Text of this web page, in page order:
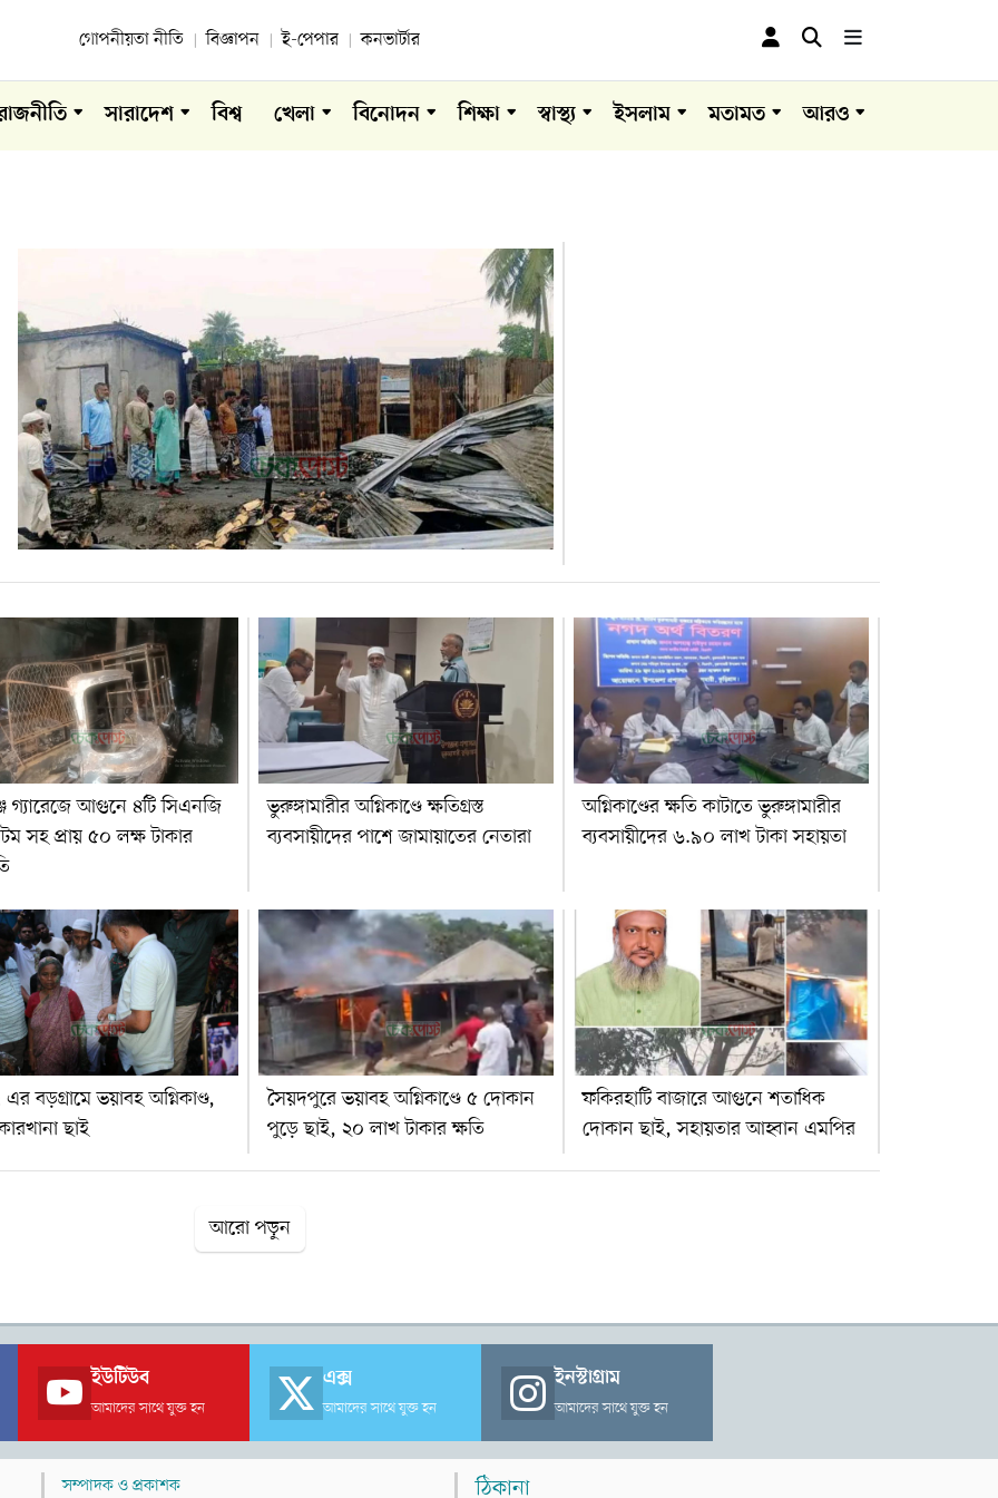
গোপনীয়তা নীতি বিজ্ঞাপন ই-পেপার কনভার্টার
সারাদেশ বিশ্ব খেলা বিনোদন শিক্ষা স্বাস্থ্য ইসলাম মতামত আরও
গ্যারেজে আগুনে ৪টি সিএনজি
সহ প্রায় ৫০ লক্ষ টাকার
ভুরুঙ্গামারীর অগ্নিকাণ্ডে ক্ষতিগ্রস্ত
ব্যবসায়ীদের পাশে জামায়াতের নেতারা
অগ্নিকাণ্ডের ক্ষতি কাটাতে ভুরুঙ্গামারীর
ব্যবসায়ীদের ৬.৯০ লাখ টাকা সহায়তা
বড়গ্রামে ভয়াবহ অগ্নিকাণ্ড,
ছাই
সৈয়দপুরে ভয়াবহ অগ্নিকাণ্ডে ৫ দোকান
পুড়ে ছাই, ২০ লাখ টাকার ক্ষতি
ফকিরহাটি বাজারে আগুনে শতাধিক
দোকান ছাই, সহায়তার আহ্বান এমপির
আরো পড়ুন
ইউটিউব
আমাদের সাথে যুক্ত হন
এক্স
আমাদের সাথে যুক্ত হন
ইনস্টাগ্রাম
আমাদের সাথে যুক্ত হন
সম্পাদক ও প্রকাশক ঠিকানা